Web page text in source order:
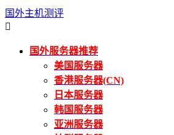
国外主机测评

国外服务器推荐
美国服务器
香港服务器(CN)
日本服务器
韩国服务器
亚洲服务器